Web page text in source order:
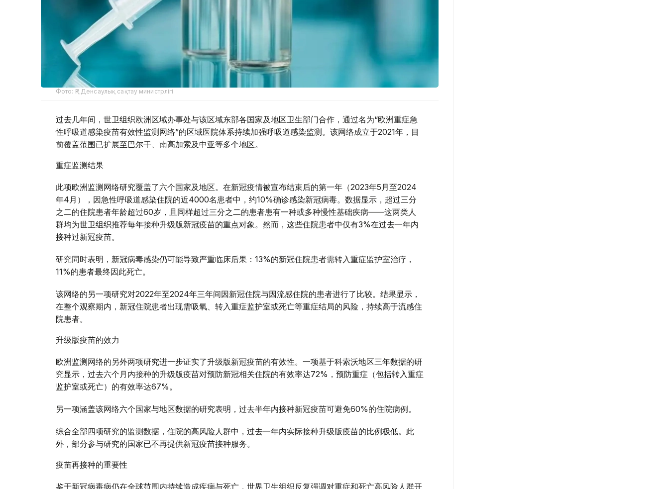
Фото: ҚР Денсаулық сақтау министрлігі
过去几年间，世卫组织欧洲区域办事处与该区域东部各国家及地区卫生部门合作，通过名为“欧洲重症急
性呼吸道感染疫苗有效性监测网络”的区域医院体系持续加强呼吸道感染监测。该网络成立于2021年，目
前覆盖范围已扩展至巴尔干、南高加索及中亚等多个地区。
重症监测结果
此项欧洲监测网络研究覆盖了六个国家及地区。在新冠疫情被宣布结束后的第一年（2023年5月至2024
年4月），因急性呼吸道感染住院的近4000名患者中，约10%确诊感染新冠病毒。数据显示，超过三分
之二的住院患者年龄超过60岁，且同样超过三分之二的患者患有一种或多种慢性基础疾病——这两类人
群均为世卫组织推荐每年接种升级版新冠疫苗的重点对象。然而，这些住院患者中仅有3%在过去一年内
接种过新冠疫苗。
研究同时表明，新冠病毒感染仍可能导致严重临床后果：13%的新冠住院患者需转入重症监护室治疗，
11%的患者最终因此死亡。
该网络的另一项研究对2022年至2024年三年间因新冠住院与因流感住院的患者进行了比较。结果显示，
在整个观察期内，新冠住院患者出现需吸氧、转入重症监护室或死亡等重症结局的风险，持续高于流感住
院患者。
升级版疫苗的效力
欧洲监测网络的另外两项研究进一步证实了升级版新冠疫苗的有效性。一项基于科索沃地区三年数据的研
究显示，过去六个月内接种的升级版疫苗对预防新冠相关住院的有效率达72%，预防重症（包括转入重症
监护室或死亡）的有效率达67%。
另一项涵盖该网络六个国家与地区数据的研究表明，过去半年内接种新冠疫苗可避免60%的住院病例。
综合全部四项研究的监测数据，住院的高风险人群中，过去一年内实际接种升级版疫苗的比例极低。此
外，部分参与研究的国家已不再提供新冠疫苗接种服务。
疫苗再接种的重要性
鉴于新冠病毒病仍在全球范围内持续造成疾病与死亡，世界卫生组织反复强调对重症和死亡高风险人群开